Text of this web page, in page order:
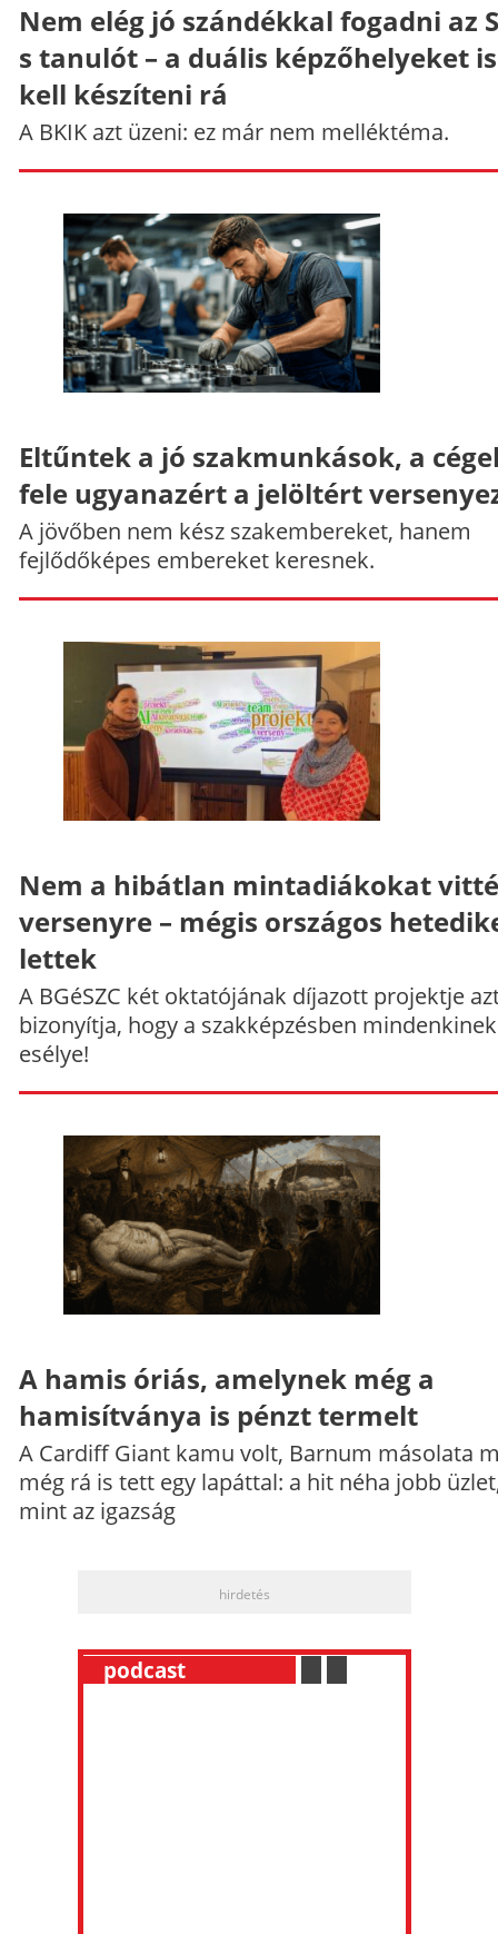
Nem elég jó szándékkal fogadni az
s tanulót – a duális képzőhelyeket
kell készíteni rá
A BKIK azt üzeni: ez már nem melléktéma.
Eltűntek a jó szakmunkások, a
fele ugyanazért a jelöltért
A jövőben nem kész szakembereket, hanem
fejlődőképes embereket keresnek.
Nem a hibátlan mintadiákokat
versenyre – mégis országos
lettek
A BGéSZC két oktatójának díjazott projektje
bizonyítja, hogy a szakképzésben
esélye!
A hamis óriás, amelynek még a
hamisítványa is pénzt termelt
A Cardiff Giant kamu volt, Barnum másolata
még rá is tett egy lapáttal: a hit néha jobb
mint az igazság
hirdetés
podcast